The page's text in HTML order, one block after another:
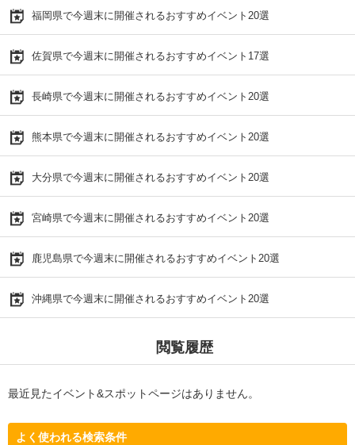
福岡県で今週末に開催されるおすすめイベント20選
佐賀県で今週末に開催されるおすすめイベント17選
長崎県で今週末に開催されるおすすめイベント20選
熊本県で今週末に開催されるおすすめイベント20選
大分県で今週末に開催されるおすすめイベント20選
宮崎県で今週末に開催されるおすすめイベント20選
鹿児島県で今週末に開催されるおすすめイベント20選
沖縄県で今週末に開催されるおすすめイベント20選
閲覧履歴
最近見たイベント&スポットページはありません。
よく使われる検索条件